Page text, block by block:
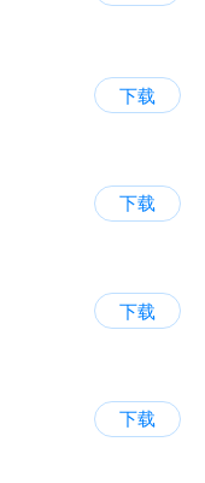
下载
下载
下载
下载